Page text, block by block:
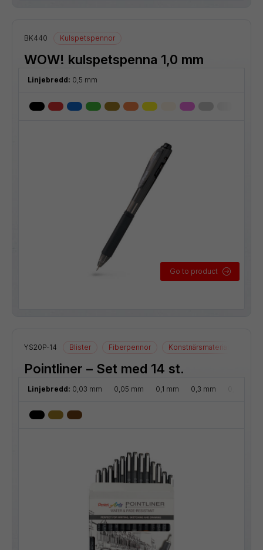
BK440 Kulspetspennor
WOW! kulspetspenna 1,0 mm
Linjebredd: 0,5 mm
Go to product
YS20P-14 Blister Fiberpennor Konstnärsmaterial
Pointliner – Set med 14 st.
Linjebredd: 0,03 mm 0,05 mm 0,1 mm 0,3 mm